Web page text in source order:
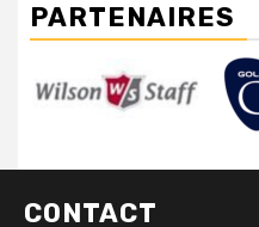
PARTENAIRES
CONTACT